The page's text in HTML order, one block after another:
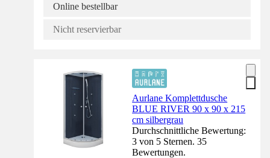
Online bestellbar
Nicht reservierbar
Aurlane Komplettdusche
BLUE RIVER 90 x 90 x 215
cm silbergrau
Durchschnittliche Bewertung:
3 von 5 Sternen. 35
Bewertungen.